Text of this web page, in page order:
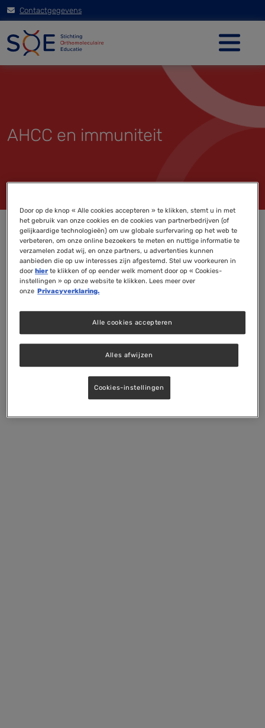
Contactgegevens
AHCC en immuniteit
Door op de knop « Alle cookies accepteren » te klikken, stemt u in met
het gebruik van onze cookies en de cookies van partnerbedrijven (of
gelijkaardige technologieën) om uw globale surfervaring op het web te
verbeteren, om onze online bezoekers te meten en nuttige informatie te
verzamelen zodat wij, en onze partners, u advertenties kunnen
aanbieden die op uw interesses zijn afgestemd. Stel uw voorkeuren in
doorhierte klikken of op eender welk moment door op « Cookies-
instellingen » op onze website te klikken. Lees meer over
onze Privacyverklaring.
Alles afwijzen
Alle cookies accepteren
Cookies-instellingen